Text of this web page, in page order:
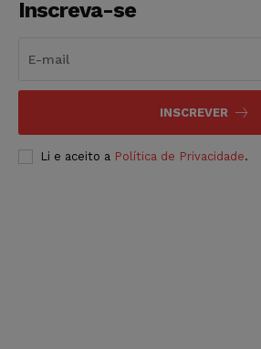
Inscreva-se
INSCREVER
Li e aceito a Política de Privacidade.